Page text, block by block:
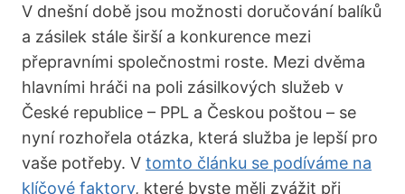
V dnešní době jsou možnosti doručování balíků
a zásilek stále širší a konkurence mezi
přepravními společnostmi roste. Mezi dvěma
hlavními hráči na poli zásilkových služeb v
České republice – PPL a Českou poštou – se
nyní rozhořela otázka, která služba je lepší pro
vaše potřeby. V tomto článku se podíváme na
klíčové faktory, které byste měli zvážit při